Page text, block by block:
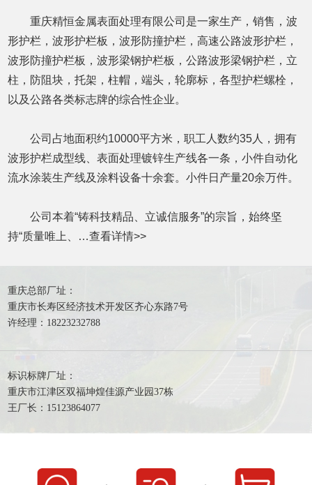
重庆精恒金属表面处理有限公司是一家生产，销售，波
形护栏，波形护栏板，波形防撞护栏，高速公路波形护栏，
波形防撞护栏板，波形梁钢护栏板，公路波形梁钢护栏，立
柱，防阻块，托架，柱帽，端头，轮廓标，各型护栏螺栓，
以及公路各类标志牌的综合性企业。
公司占地面积约10000平方米，职工人数约35人，拥有
波形护栏成型线、表面处理镀锌生产线各一条，小件自动化
流水涂装生产线及涂料设备十余套。小件日产量20余万件。
公司本着“铸科技精品、立诚信服务”的宗旨，始终坚
持“质量唯上、…查看详情>>
重庆总部厂址：
重庆市长寿区经济技术开发区齐心东路7号
许经理：18223232788
标识标牌厂址：
重庆市江津区双福坤煌佳源产业园37栋
王厂长：15123864077